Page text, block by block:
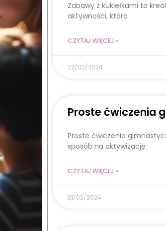
Zabawy z kukiełkami to
aktywności, która
CZYTAJ WIĘCEJ »
22/02/2024
Proste ćwiczenia
Proste ćwiczenia
sposób na aktywizację
CZYTAJ WIĘCEJ »
21/02/2024